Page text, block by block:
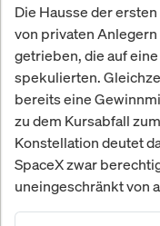
Die Hausse der
von privaten
getrieben, die auf
spekulierten.
bereits eine
zu dem Kursabfall
Konstellation deutet
SpaceX zwar
uneingeschränkt von